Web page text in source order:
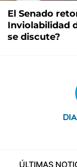
El Senado
Inviolabilidad
se discute?
ÚLTIMAS